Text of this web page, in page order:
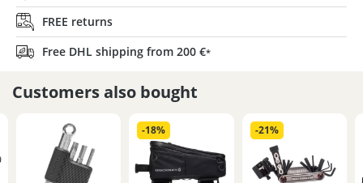
FREE returns
Free DHL shipping from 200 €*
Customers also bought
-18% -21%